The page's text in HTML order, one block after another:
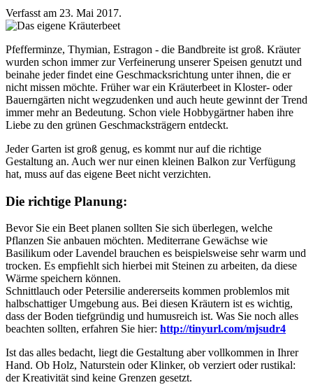
Verfasst am 23. Mai 2017.
Pfefferminze, Thymian, Estragon - die Bandbreite ist groß. Kräuter
wurden schon immer zur Verfeinerung unserer Speisen genutzt und
beinahe jeder findet eine Geschmacksrichtung unter ihnen, die er
nicht missen möchte. Früher war ein Kräuterbeet in Kloster- oder
Bauerngärten nicht wegzudenken und auch heute gewinnt der Trend
immer mehr an Bedeutung. Schon viele Hobbygärtner haben ihre
Liebe zu den grünen Geschmacksträgern entdeckt.
Jeder Garten ist groß genug, es kommt nur auf die richtige
Gestaltung an. Auch wer nur einen kleinen Balkon zur Verfügung
hat, muss auf das eigene Beet nicht verzichten.
Die richtige Planung:
Bevor Sie ein Beet planen sollten Sie sich überlegen, welche
Pflanzen Sie anbauen möchten. Mediterrane Gewächse wie
Basilikum oder Lavendel brauchen es beispielsweise sehr warm und
trocken. Es empfiehlt sich hierbei mit Steinen zu arbeiten, da diese
Wärme speichern können.
Schnittlauch oder Petersilie andererseits kommen problemlos mit
halbschattiger Umgebung aus. Bei diesen Kräutern ist es wichtig,
dass der Boden tiefgründig und humusreich ist. Was Sie noch alles
beachten sollten, erfahren Sie hier: http://tinyurl.com/mjsudr4
Ist das alles bedacht, liegt die Gestaltung aber vollkommen in Ihrer
Hand. Ob Holz, Naturstein oder Klinker, ob verziert oder rustikal:
der Kreativität sind keine Grenzen gesetzt.